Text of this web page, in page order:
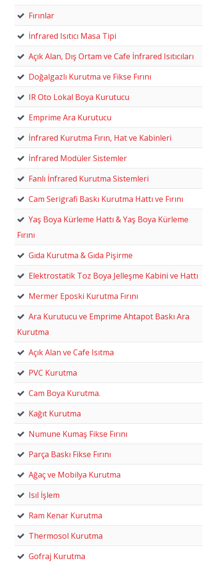
Fırınlar
İnfrared Isıtıcı Masa Tipi
Açık Alan, Dış Ortam ve Cafe İnfrared Isıtıcıları
Doğalgazlı Kurutma ve Fikse Fırını
IR Oto Lokal Boya Kurutucu
Emprime Ara Kurutucu
İnfrared Kurutma Fırın, Hat ve Kabinleri
İnfrared Modüler Sistemler
Fanlı İnfrared Kurutma Sistemleri
Cam Serigrafi Baskı Kurutma Hattı ve Fırını
Yaş Boya Kürleme Hattı & Yaş Boya Kürleme
Fırını
Gıda Kurutma & Gıda Pişirme
Elektrostatik Toz Boya Jelleşme Kabini ve Hattı
Mermer Eposki Kurutma Fırını
Ara Kurutucu ve Emprime Ahtapot Baskı Ara
Kurutma
Açık Alan ve Cafe Isıtma
PVC Kurutma
Cam Boya Kurutma.
Kağıt Kurutma
Numune Kumaş Fikse Fırını
Parça Baskı Fikse Fırını
Ağaç ve Mobilya Kurutma
Isıl İşlem
Ram Kenar Kurutma
Thermosol Kurutma
Gofraj Kurutma